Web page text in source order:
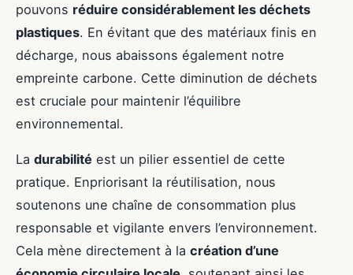
pouvons réduire considérablement les déchets
plastiques. En évitant que des matériaux finis en
décharge, nous abaissons également notre
empreinte carbone. Cette diminution de déchets
est cruciale pour maintenir l’équilibre
environnemental.
La durabilité est un pilier essentiel de cette
pratique. Enpriorisant la réutilisation, nous
soutenons une chaîne de consommation plus
responsable et vigilante envers l’environnement.
Cela mène directement à la création d’une